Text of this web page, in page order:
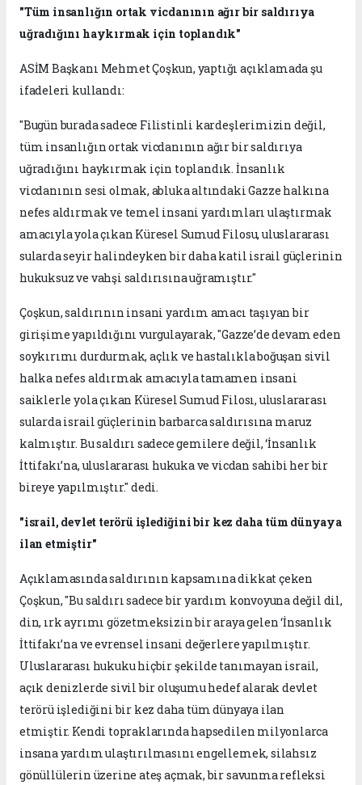
"Tüm insanlığın ortak vicdanının ağır bir saldırıya
uğradığını haykırmak için toplandık"
ASİM Başkanı Mehmet Çoşkun, yaptığı açıklamada şu
ifadeleri kullandı:
"Bugün burada sadece Filistinli kardeşlerimizin değil,
tüm insanlığın ortak vicdanının ağır bir saldırıya
uğradığını haykırmak için toplandık. İnsanlık
vicdanının sesi olmak, abluka altındaki Gazze halkına
nefes aldırmak ve temel insani yardımları ulaştırmak
amacıyla yola çıkan Küresel Sumud Filosu, uluslararası
sularda seyir halindeyken bir daha katil israil güçlerinin
hukuksuz ve vahşi saldırısına uğramıştır."
Çoşkun, saldırının insani yardım amacı taşıyan bir
girişime yapıldığını vurgulayarak, "Gazze’de devam eden
soykırımı durdurmak, açlık ve hastalıkla boğuşan sivil
halka nefes aldırmak amacıyla tamamen insani
saiklerle yola çıkan Küresel Sumud Filosı, uluslararası
sularda israil güçlerinin barbarca saldırısına maruz
kalmıştır. Bu saldırı sadece gemilere değil, ‘İnsanlık
İttifakı’na, uluslararası hukuka ve vicdan sahibi her bir
bireye yapılmıştır." dedi.
"israil, devlet terörü işlediğini bir kez daha tüm dünyaya
ilan etmiştir"
Açıklamasında saldırının kapsamına dikkat çeken
Çoşkun, "Bu saldırı sadece bir yardım konvoyuna değil dil,
din, ırk ayrımı gözetmeksizin bir araya gelen ‘İnsanlık
İttifakı’na ve evrensel insani değerlere yapılmıştır.
Uluslararası hukuku hiçbir şekilde tanımayan israil,
açık denizlerde sivil bir oluşumu hedef alarak devlet
terörü işlediğini bir kez daha tüm dünyaya ilan
etmiştir. Kendi topraklarında hapsedilen milyonlarca
insana yardım ulaştırılmasını engellemek, silahsız
gönüllülerin üzerine ateş açmak, bir savunma refleksi